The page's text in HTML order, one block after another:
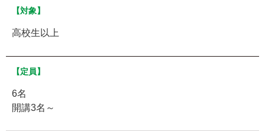
【対象】
高校生以上
【定員】
6名
開講3名～